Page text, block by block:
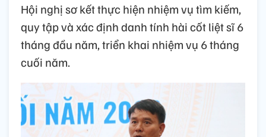
Hội nghị sơ kết thực hiện nhiệm vụ tìm kiếm,
quy tập và xác định danh tính hài cốt liệt sĩ 6
tháng đầu năm, triển khai nhiệm vụ 6 tháng
cuối năm.